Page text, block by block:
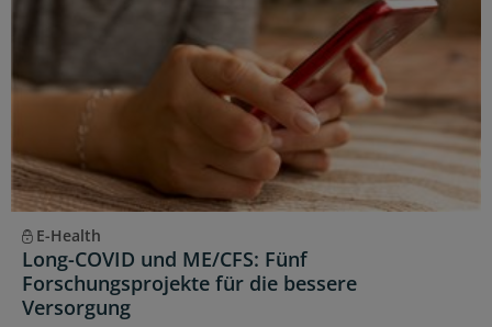
E-Health
Long-COVID und ME/CFS: Fünf
Forschungsprojekte für die bessere
Versorgung